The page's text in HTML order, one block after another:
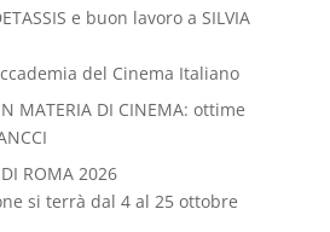
e buon lavoro a SILVIA
del Cinema Italiano
MATERIA DI CINEMA: ottime
ROMA 2026
si terrà dal 4 al 25 ottobre